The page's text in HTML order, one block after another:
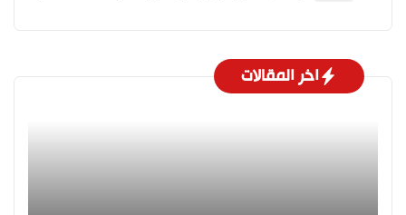
اخر المقالات